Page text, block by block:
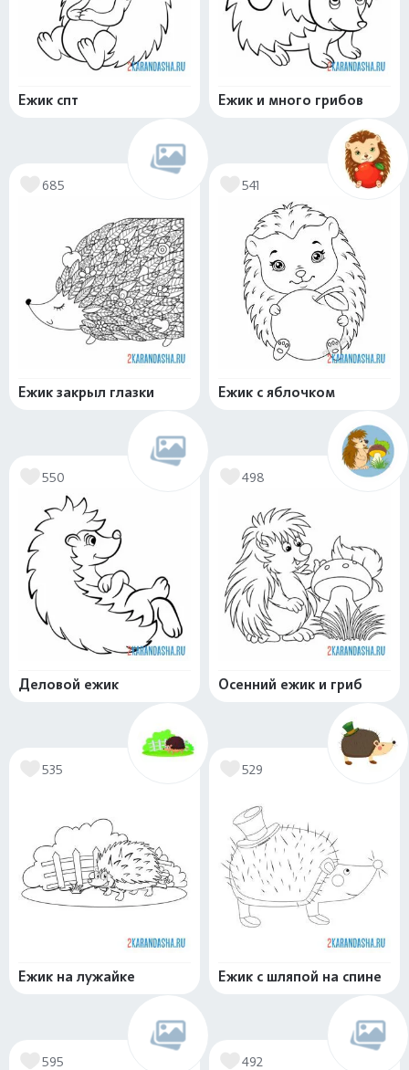
Ежик спт Ежик и много грибов
685
Ежик закрыл глазки
541
Ежик с яблочком
550
Деловой ежик
498
Осенний ежик и гриб
535
Ежик на лужайке
529
Ежик с шляпой на спине
595 492